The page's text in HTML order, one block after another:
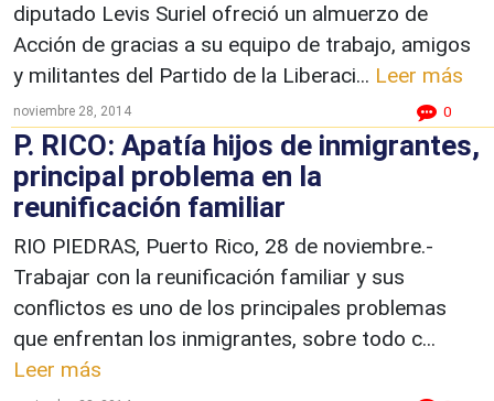
diputado Levis Suriel ofreció un almuerzo de
Acción de gracias a su equipo de trabajo, amigos
y militantes del Partido de la Liberaci... Leer más
noviembre 28, 2014 0
P. RICO: Apatía hijos de inmigrantes,
principal problema en la
reunificación familiar
RIO PIEDRAS, Puerto Rico, 28 de noviembre.-
Trabajar con la reunificación familiar y sus
conflictos es uno de los principales problemas
que enfrentan los inmigrantes, sobre todo c...
Leer más